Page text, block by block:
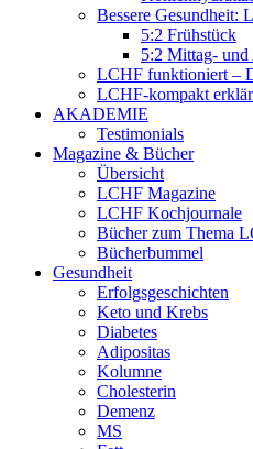
Bessere Gesundheit:
5:2 Frühstück
5:2 Mittag- und
LCHF funktioniert –
LCHF-kompakt
AKADEMIE
Testimonials
Magazine & Bücher
Übersicht
LCHF Magazine
LCHF Kochjournale
Bücher zum Thema
Bücherbummel
Gesundheit
Erfolgsgeschichten
Keto und Krebs
Diabetes
Adipositas
Kolumne
Cholesterin
Demenz
MS